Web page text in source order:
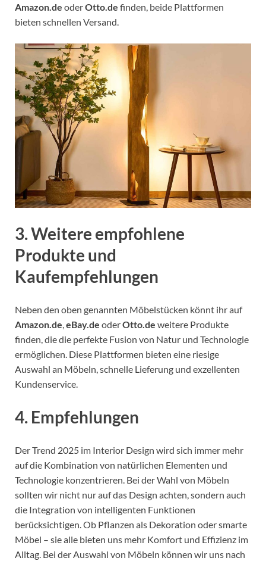
Amazon.de oderOtto.de finden, beide Plattformen
bieten schnellen Versand.
3. Weitere empfohlene
Produkte und
Kaufempfehlungen
Neben den oben genannten Möbelstücken könnt ihr auf
Amazon.de,eBay.de oderOtto.de weitere Produkte
finden, die die perfekte Fusion von Natur und Technologie
ermöglichen. Diese Plattformen bieten eine riesige
Auswahl an Möbeln, schnelle Lieferung und exzellenten
Kundenservice.
4. Empfehlungen
Der Trend 2025 im Interior Design wird sich immer mehr
auf die Kombination von natürlichen Elementen und
Technologie konzentrieren. Bei der Wahl von Möbeln
sollten wir nicht nur auf das Design achten, sondern auch
die Integration von intelligenten Funktionen
berücksichtigen. Ob Pflanzen als Dekoration oder smarte
Möbel – sie alle bieten uns mehr Komfort und Effizienz im
Alltag. Bei der Auswahl von Möbeln können wir uns nach